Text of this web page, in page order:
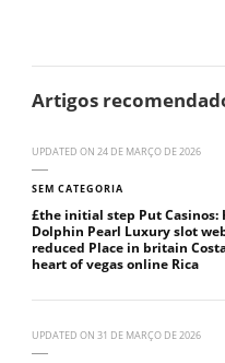
Artigos
UPDATED ON 24 DE MARÇO DE 2026
SEM CATEGORIA
£the initial step Put Casinos:
Dolphin Pearl Luxury slot
reduced Place in britain
heart of vegas online Rica
UPDATED ON 31 DE MARÇO DE 2026